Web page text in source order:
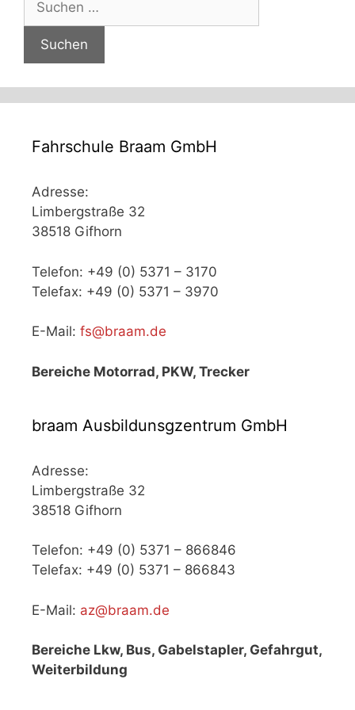
nach:
Fahrschule Braam GmbH
Adresse:
Limbergstraße 32
38518 Gifhorn
Telefon: +49 (0) 5371 – 3170
Telefax: +49 (0) 5371 – 3970
E-Mail: fs@braam.de
Bereiche Motorrad, PKW, Trecker
braam Ausbildunsgzentrum GmbH
Adresse:
Limbergstraße 32
38518 Gifhorn
Telefon: +49 (0) 5371 – 866846
Telefax: +49 (0) 5371 – 866843
E-Mail: az@braam.de
Bereiche Lkw, Bus, Gabelstapler, Gefahrgut,
Weiterbildung